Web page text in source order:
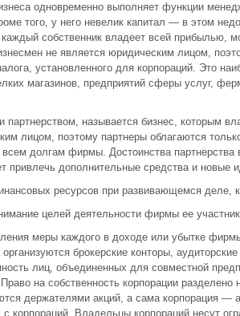
одновременно выполняет функции
того, у него невелик капитал — в этом
собственник владеет всей прибылью,
не является юридическим лицом,
установленного для корпораций. Это
магазинов, предприятий сферы услуг,
партнерством, называется бизнес, которым
лицом, поэтому партнеры облагаются
всем долгам фирмы. Достоинства партнерства
привлечь дополнительные средства и новые
ресурсов при развивающемся деле,
целей деятельности фирмы ее
меры каждого в доходе или убытке
брокерские конторы,
лиц, объединенных для совместной
на собственность корпорации
держателями акций, а сама корпорация —
с корпораций. Владельцы корпораций несут